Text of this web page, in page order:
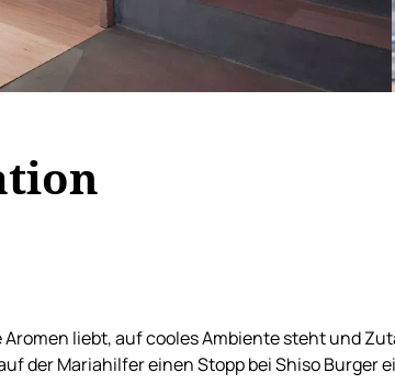
liebt, auf cooles Ambiente steht und
der Mariahilfer einen Stopp bei Shiso Burger